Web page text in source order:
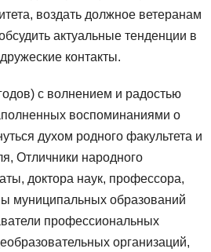
воздать должное ветеранам
актуальные тенденции в
контакты.
с волнением и радостью
воспоминаниями о
духом родного факультета и
Отличники народного
доктора наук, профессора,
муниципальных образований
профессиональных
организаций,